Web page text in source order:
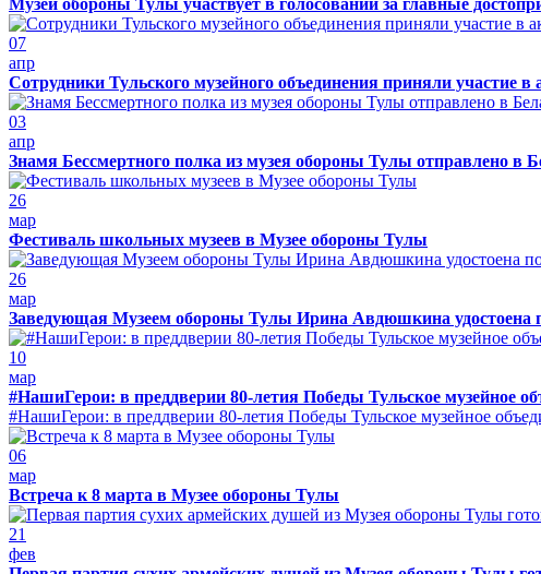
07
апр
Сотрудники Тульского музейного объединения приняли участие
03
апр
Знамя Бессмертного полка из музея обороны Тулы отправлено в
26
мар
Фестиваль школьных музеев в Музее обороны Тулы
26
мар
Заведующая Музеем обороны Тулы Ирина Авдюшкина удостоена
10
мар
#НашиГерои: в преддверии 80-летия Победы Тульское музейное
#НашиГерои: в преддверии 80-летия Победы Тульское музейное
06
мар
Встреча к 8 марта в Музее обороны Тулы
21
фев